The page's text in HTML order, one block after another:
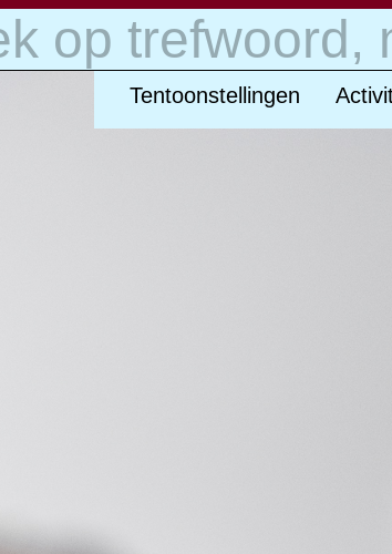
open van 11.00 tot 17.00 uur
Tentoonstellingen